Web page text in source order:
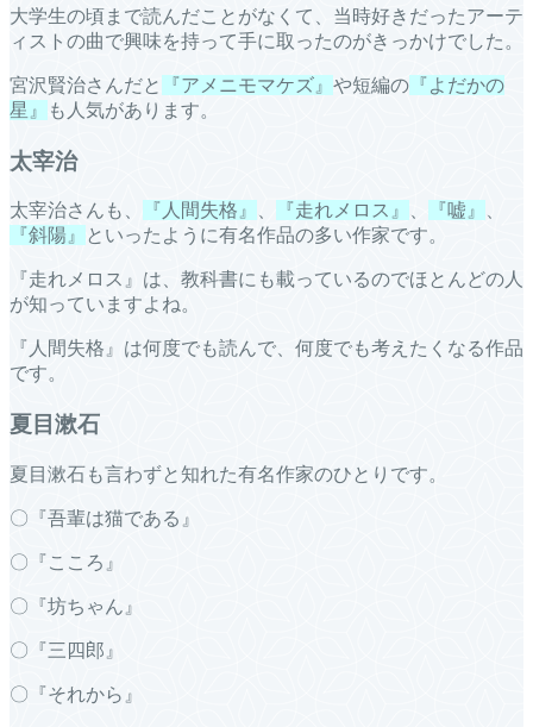
大学生の頃まで読んだことがなくて、当時好きだったアーテ
ィストの曲で興味を持って手に取ったのがきっかけでした。
宮沢賢治さんだと 『アメニモマケズ』 や短編の 『よだかの
星』
も人気があります。
太宰治
太宰治さんも、 『人間失格』 『走れメロス』 『嘘』
『斜陽』
といったように有名作品の多い作家です。
『走れメロス』は、教科書にも載っているのでほとんどの人
が知っていますよね。
『人間失格』は何度でも読んで、何度でも考えたくなる作品
です。
夏目漱石
夏目漱石も言わずと知れた有名作家のひとりです。
〇『吾輩は猫である』
〇『こころ』
〇『坊ちゃん』
〇『三四郎』
〇『それから』